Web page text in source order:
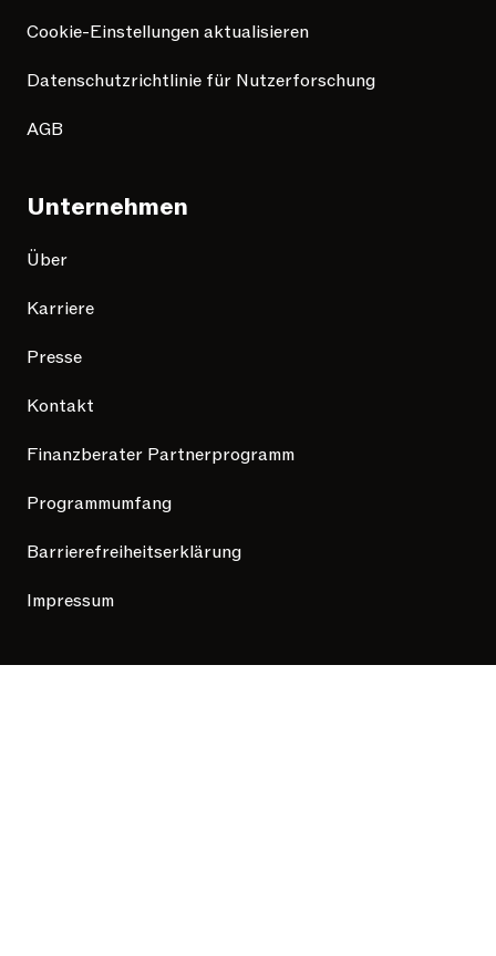
Cookie-Einstellungen aktualisieren
Datenschutzrichtlinie für Nutzerforschung
AGB
Unternehmen
Über
Karriere
Presse
Kontakt
Finanzberater Partnerprogramm
Programmumfang
Barrierefreiheitserklärung
Impressum